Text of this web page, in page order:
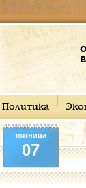
Политика
пятница
07